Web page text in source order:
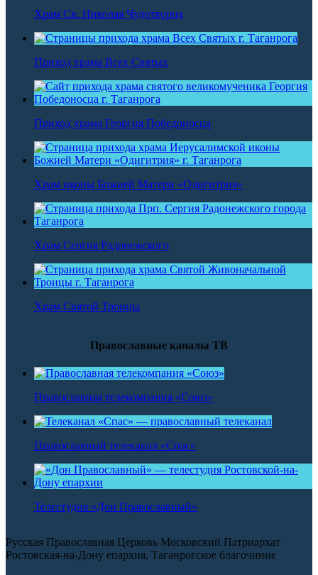
Храм Св. Николая Чудотворца
Приход храма Всех Святых
Приход храма Георгия Победоносца
Храм иконы Божией Матери «Одигитрия»
Храм Сергия Радонежского
Храм Святой Троицы
Православные каналы ТВ
Православная телекомпания «Союз»
Православный телеканал «Спас»
Телестудия «Дон Православный»
Русская Православная Церковь Московский Патриархат
Ростовская-на-Дону епархия, Таганрогское благочиние